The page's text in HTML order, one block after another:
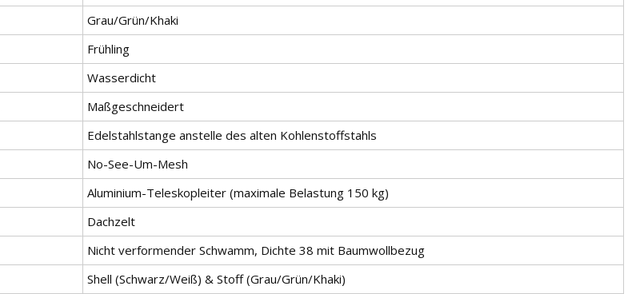
Grau/Grün/Khaki
Frühling
Wasserdicht
Maßgeschneidert
Edelstahlstange anstelle des alten Kohlenstoffstahls
No-See-Um-Mesh
Aluminium-Teleskopleiter (maximale Belastung 150 kg)
Dachzelt
Nicht verformender Schwamm, Dichte 38 mit Baumwollbezug
Shell (Schwarz/Weiß) & Stoff (Grau/Grün/Khaki)